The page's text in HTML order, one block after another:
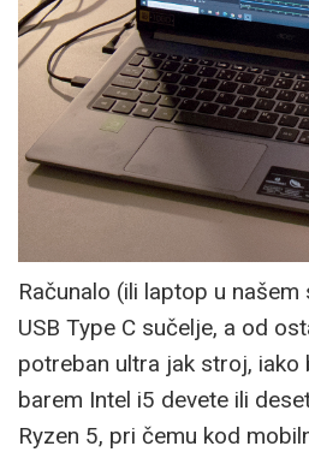
Računalo (ili laptop u
USB Type C sučelje, a od
potreban ultra jak stroj,
barem Intel i5 devete ili
Ryzen 5, pri čemu kod